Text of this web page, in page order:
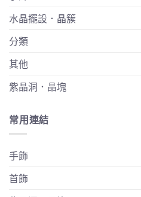
水晶擺設．晶簇
分類
其他
紫晶洞．晶塊
常用連結
手飾
首飾